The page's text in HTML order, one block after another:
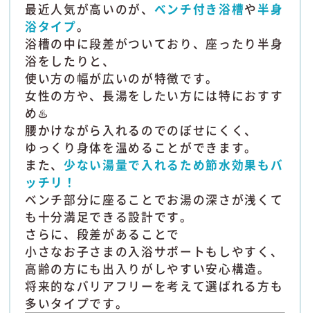
最近人気が高いのが、 ベンチ付き浴槽や半身
浴タイプ。
浴槽の中に段差がついており、座ったり半身
浴をしたりと、
使い方の幅が広いのが特徴です。
女性の方や、長湯をしたい方には特におすす
め♨️
腰かけながら入れるのでのぼせにくく、
ゆっくり身体を温めることができます。
また、 少ない湯量で入れるため節水効果もバ
ッチリ！
ベンチ部分に座ることでお湯の深さが浅くて
も十分満足できる設計です。
さらに、段差があることで
小さなお子さまの入浴サポートもしやすく、
高齢の方にも出入りがしやすい安心構造。
将来的なバリアフリーを考えて選ばれる方も
多いタイプです。